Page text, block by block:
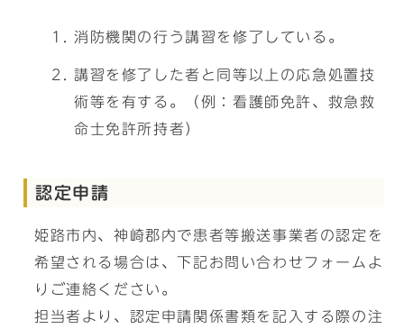
消防機関の行う講習を修了している。
講習を修了した者と同等以上の応急処置技
術等を有する。（例：看護師免許、救急救
命士免許所持者）
認定申請
姫路市内、神崎郡内で患者等搬送事業者の認定を
希望される場合は、下記お問い合わせフォームよ
りご連絡ください。
担当者より、認定申請関係書類を記入する際の注